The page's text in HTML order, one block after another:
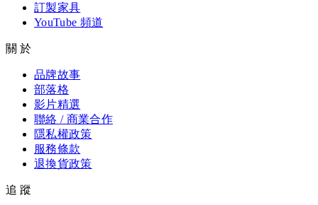
訂製家具
YouTube 頻道
關於
品牌故事
部落格
影片精選
聯絡 / 商業合作
隱私權政策
服務條款
退換貨政策
追蹤